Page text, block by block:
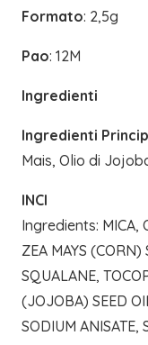
Formato: 2,5g
Pao: 12M
Ingredienti
Ingredienti
Mais, Olio di
INCI
Ingredients: MICA,
ZEA MAYS (CORN)
SQUALANE,
(JOJOBA) SEED
SODIUM ANISATE,